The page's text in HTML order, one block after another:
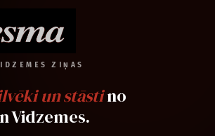
ZIŅAS
un stāstino
Vidzemes.